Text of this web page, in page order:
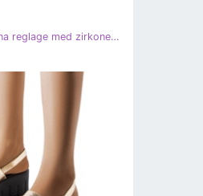
Svarta genombrutna reglage med zirkoner från Irvine